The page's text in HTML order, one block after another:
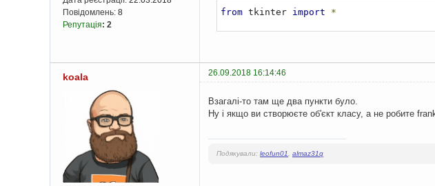
Повідомлень: 8
Репутація: 2
from tkinter import *
koala 26.09.2018 16:14:46
Взагалі-то там ще два пункти було.
Ну і якщо ви створюєте об'єкт класу, а не робите
Подякували: leofun01 almaz31q